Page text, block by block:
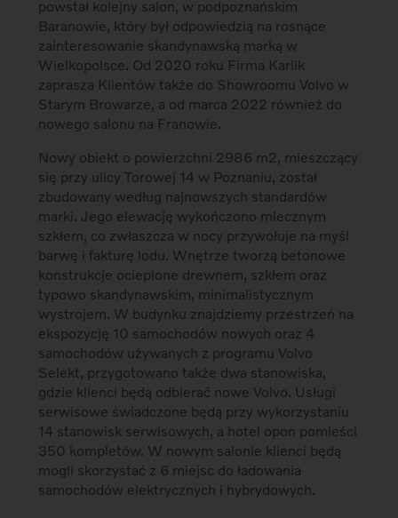
powstał kolejny salon, w podpoznańskim
Baranowie, który był odpowiedzią na rosnące
zainteresowanie skandynawską marką w
Wielkopolsce. Od 2020 roku Firma Karlik
zaprasza Klientów także do Showroomu Volvo w
Starym Browarze, a od marca 2022 również do
nowego salonu na Franowie.
Nowy obiekt o powierzchni 2986 m2, mieszczący
się przy ulicy Torowej 14 w Poznaniu, został
zbudowany według najnowszych standardów
marki. Jego elewację wykończono mlecznym
szkłem, co zwłaszcza w nocy przywołuje na myśl
barwę i fakturę lodu. Wnętrze tworzą betonowe
konstrukcje ocieplone drewnem, szkłem oraz
typowo skandynawskim, minimalistycznym
wystrojem. W budynku znajdziemy przestrzeń na
ekspozycję 10 samochodów nowych oraz 4
samochodów używanych z programu Volvo
Selekt, przygotowano także dwa stanowiska,
gdzie klienci będą odbierać nowe Volvo. Usługi
serwisowe świadczone będą przy wykorzystaniu
14 stanowisk serwisowych, a hotel opon pomieści
350 kompletów. W nowym salonie klienci będą
mogli skorzystać z 6 miejsc do ładowania
samochodów elektrycznych i hybrydowych.